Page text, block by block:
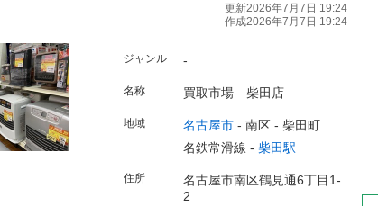
更新2026年7月7日 19:24
作成2026年7月7日 19:24
ジャンル -
名称 買取市場 柴田店
地域 名古屋市 - 南区 - 柴田町
名鉄常滑線 - 柴田駅
住所
名古屋市南区鶴見通6丁目1-
2